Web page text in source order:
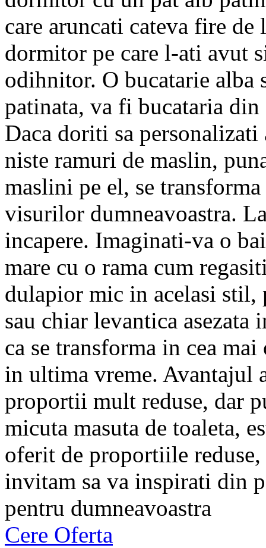
care aruncati cateva fire
dormitor pe care l-ati avut
odihnitor. O bucatarie alba
patinata, va fi bucataria
Daca doriti sa personalizati
niste ramuri de maslin,
maslini pe el, se
visurilor dumneavoastra.
incapere. Imaginati-va o
mare cu o rama cum
dulapior mic in acelasi stil,
sau chiar levantica
ca se transforma in cea
in ultima vreme. Avantajul
proportii mult reduse, dar
micuta masuta de toaleta,
oferit de proportiile reduse,
invitam sa va inspirati din
pentru dumneavoastra
Cere Oferta